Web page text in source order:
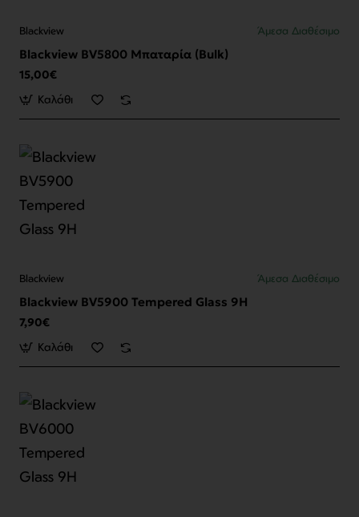
Blackview Άμεσα Διαθέσιμο
Blackview BV5800 Μπαταρία (Bulk)
15,00€
Καλάθι
Blackview Άμεσα Διαθέσιμο
Blackview BV5900 Tempered Glass 9H
7,90€
Καλάθι